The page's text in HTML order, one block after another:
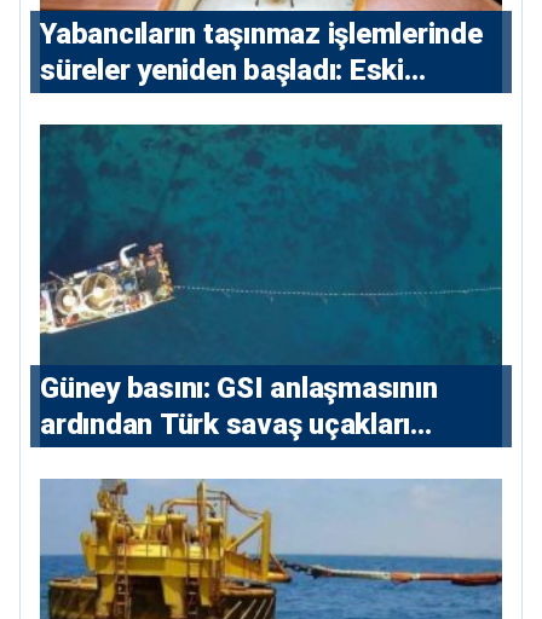
Yabancıların taşınmaz işlemlerinde
süreler yeniden başladı: Eski
konutlara 36 ay
Güney basını: ⁠GSI anlaşmasının
ardından Türk savaş uçakları